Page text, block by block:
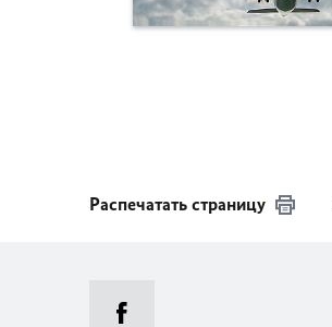
Распечатать страницу